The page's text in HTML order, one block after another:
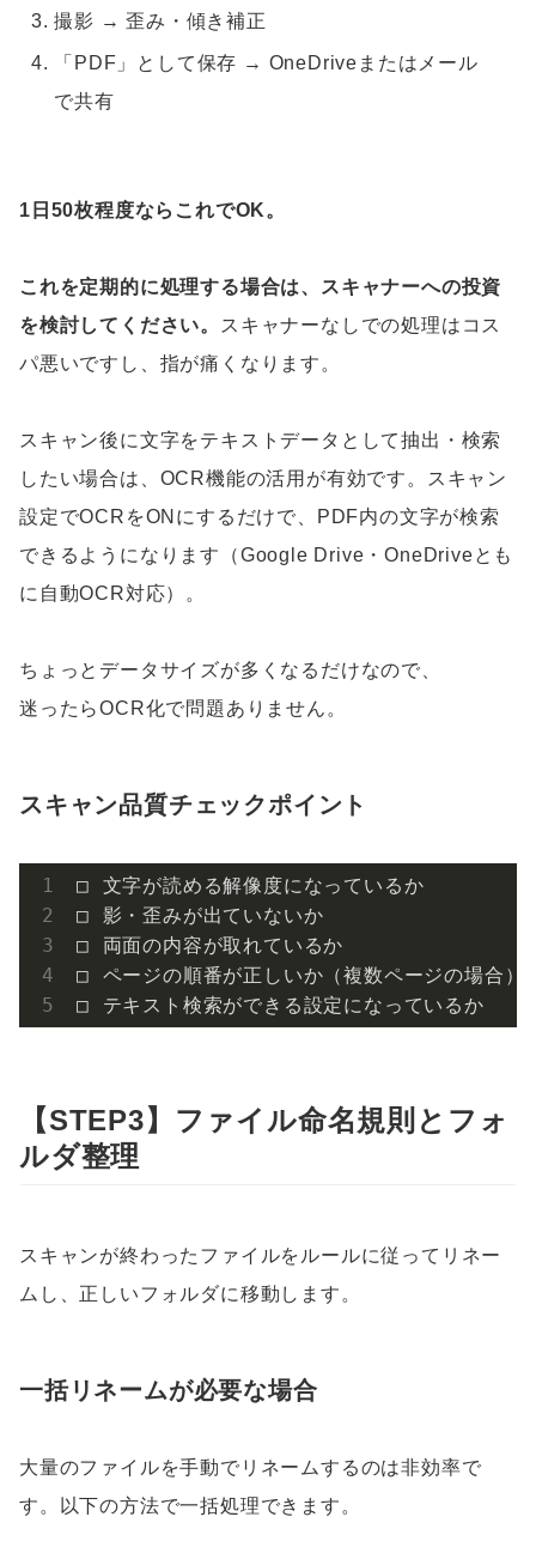
撮影 → 歪み・傾き補正
「PDF」として保存 → OneDriveまたはメール
で共有
1日50枚程度ならこれでOK。
これを定期的に処理する場合は、スキャナーへの投資
を検討してください。
スキャナーなしでの処理はコス
パ悪いですし、指が痛くなります。
スキャン後に文字をテキストデータとして抽出・検索
したい場合は、OCR機能の活用が有効です。スキャン
設定でOCRをONにするだけで、PDF内の文字が検索
できるようになります（Google Drive・OneDriveとも
に自動OCR対応）。
ちょっとデータサイズが多くなるだけなので、
迷ったらOCR化で問題ありません。
スキャン品質チェックポイント
□ 文字が読める解像度になっているか
□ 影・歪みが出ていないか
□ 両面の内容が取れているか
□ ページの順番が正しいか（複数ページの場合）
□ テキスト検索ができる設定になっているか
【STEP3】ファイル命名規則とフォ
ルダ整理
スキャンが終わったファイルをルールに従ってリネー
ムし、正しいフォルダに移動します。
一括リネームが必要な場合
大量のファイルを手動でリネームするのは非効率で
す。以下の方法で一括処理できます。